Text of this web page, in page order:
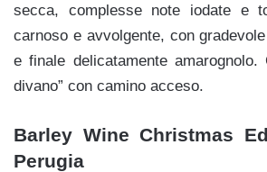
secca, complesse note iodate e
carnoso e avvolgente, con
e finale delicatamente amarognolo.
divano” con camino acceso.
Barley Wine Christmas
Perugia